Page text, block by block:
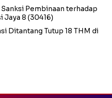
Pembinaan terhadap
Jaya 8 (30416)
Ditantang Tutup 18 THM di